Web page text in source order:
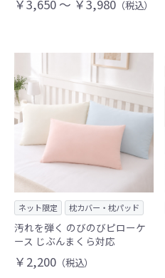
￥3,650 ～ ￥3,980 （税込）
ネット限定 枕カバー・枕パッド
汚れを弾く のびのびピローケ
ース じぶんまくら対応
￥2,200 （税込）